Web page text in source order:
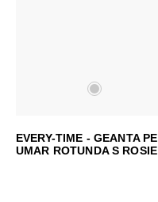
EVERY-TIME - GEANTA PE
UMAR ROTUNDA S ROSIE